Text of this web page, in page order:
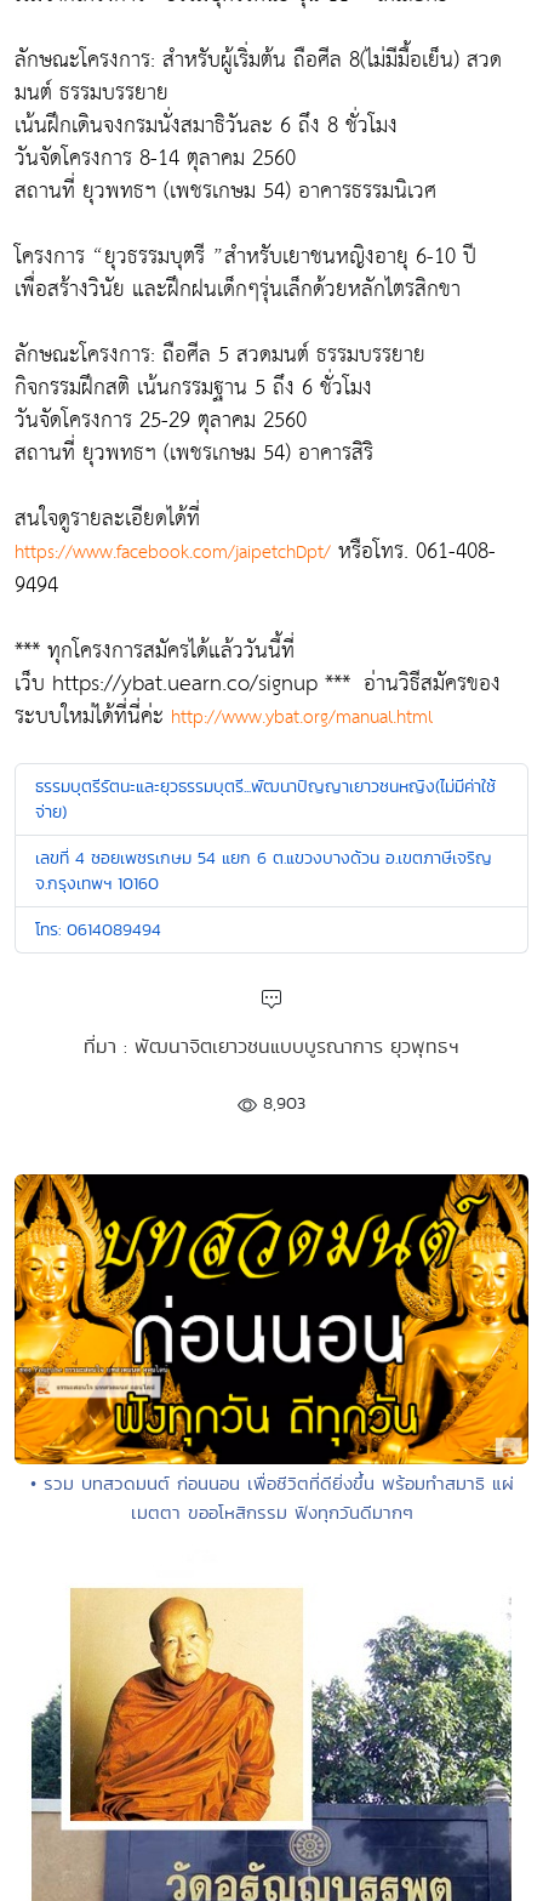
ลักษณะโครงการ: สำหรับผู้เริ่มต้น ถือศีล 8(ไม่มีมื้อเย็น) สวด
มนต์ ธรรมบรรยาย
เน้นฝึกเดินจงกรมนั่งสมาธิวันละ 6 ถึง 8 ชั่วโมง
วันจัดโครงการ 8-14 ตุลาคม 2560
สถานที่ ยุวพทธฯ (เพชรเกษม 54) อาคารธรรมนิเวศ
โครงการ “ยุวธรรมบุตรี ”สำหรับเยาชนหญิงอายุ 6-10 ปี
เพื่อสร้างวินัย และฝึกฝนเด็กๆรุ่นเล็กด้วยหลักไตรสิกขา
ลักษณะโครงการ: ถือศีล 5 สวดมนต์ ธรรมบรรยาย
กิจกรรมฝึกสติ เน้นกรรมฐาน 5 ถึง 6 ชั่วโมง
วันจัดโครงการ 25-29 ตุลาคม 2560
สถานที่ ยุวพทธฯ (เพชรเกษม 54) อาคารสิริ
สนใจดูรายละเอียดได้ที่
https://www.facebook.com/jaipetchDpt/ หรือโทร. 061-408-
9494
*** ทุกโครงการสมัครได้แล้ววันนี้ที่
เว็บ https://ybat.uearn.co/signup *** อ่านวิธีสมัครของ
ระบบใหม่ได้ที่นี่ค่ะ http://www.ybat.org/manual.html
ธรรมบุตรีรัตนะและยุวธรรมบุตรี...พัฒนาปัญญาเยาวชนหญิง(ไม่มีค่าใช้
จ่าย)
เลขที่ 4 ซอยเพชรเกษม 54 แยก 6 ต.แขวงบางด้วน อ.เขตภาษีเจริญ
จ.กรุงเทพฯ 10160
โทร: 0614089494
ที่มา : พัฒนาจิตเยาวชนแบบบูรณาการ ยุวพุทธฯ
8,903
• รวม บทสวดมนต์ ก่อนนอน เพื่อชีวิตที่ดียิ่งขึ้น พร้อมทำสมาธิ แผ่
เมตตา ขออโหสิกรรม ฟังทุกวันดีมากๆ